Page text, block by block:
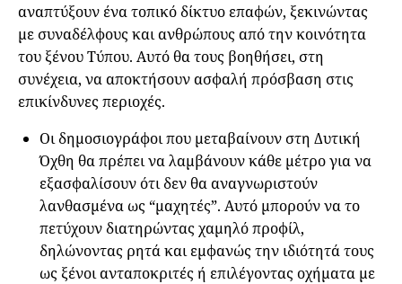
αναπτύξουν ένα τοπικό δίκτυο επαφών, ξεκινώντας
με συναδέλφους και ανθρώπους από την κοινότητα
του ξένου Τύπου. Αυτό θα τους βοηθήσει, στη
συνέχεια, να αποκτήσουν ασφαλή πρόσβαση στις
επικίνδυνες περιοχές.
Οι δημοσιογράφοι που μεταβαίνουν στη Δυτική
Όχθη θα πρέπει να λαμβάνουν κάθε μέτρο για να
εξασφαλίσουν ότι δεν θα αναγνωριστούν
λανθασμένα ως “μαχητές”. Αυτό μπορούν να το
πετύχουν διατηρώντας χαμηλό προφίλ,
δηλώνοντας ρητά και εμφανώς την ιδιότητά τους
ως ξένοι ανταποκριτές ή επιλέγοντας οχήματα με